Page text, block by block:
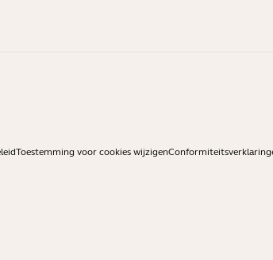
Toestemming voor cookies wijzigen